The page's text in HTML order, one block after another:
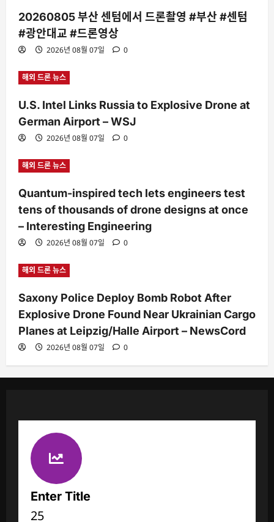
20260805 부산 센텀에서 드론촬영 #부산 #센텀
#광안대교 #드론영상
2026년 08월 07일 0
해외 드론 뉴스
U.S. Intel Links Russia to Explosive Drone at
German Airport – WSJ
2026년 08월 07일 0
해외 드론 뉴스
Quantum-inspired tech lets engineers test
tens of thousands of drone designs at once
– Interesting Engineering
2026년 08월 07일 0
해외 드론 뉴스
Saxony Police Deploy Bomb Robot After
Explosive Drone Found Near Ukrainian Cargo
Planes at Leipzig/Halle Airport – NewsCord
2026년 08월 07일 0
Enter Title
25